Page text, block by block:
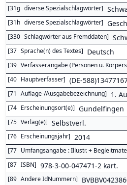
[31g diverse Spezialschlagwörter]
[31h diverse Spezialschlagwörter]
[330 Schlagwörter aus Fremddaten]
[37 Sprache(n) des Textes] Deutsch
[39 Verfasserangabe (Personen u.
[40 Hauptverfasser] (DE-
[71 Auflage-/Ausgabebezeichnung] 1.
[74 Erscheinungsort(e)] Gundelfingen
[75 Verlag(e)] Selbstverl.
[76 Erscheinungsjahr] 2014
[77 Umfangsangabe : Illustr. +
[87 ISBN] 978-3-00-047471-2 kart.
[89 Andere IdNummern]